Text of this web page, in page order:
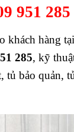
951 285
khách hàng
285, kỹ
bảo quản,